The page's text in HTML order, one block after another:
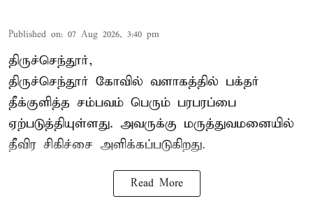
Published on: 07 Aug 2026, 3:40 pm
திருச்செந்தூர்,
திருச்செந்தூர் கோவில் வளாகத்தில் பக்தர்
தீக்குளித்த சம்பவம் பெரும் பரபரப்பை
ஏற்படுத்தியுள்ளது. அவருக்கு மருத்துவமனையில்
தீவிர சிகிச்சை அளிக்கப்படுகிறது.
Read More